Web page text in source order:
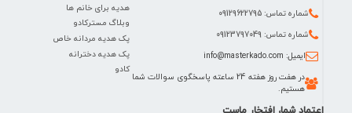
شماره تماس: 09129622795
شماره تماس: 09123797049
ایمیل: info@masterkado.com
در هفت روز هفته 24 ساعته پاسخگوی سوالات شما
هستیم.
هدیه برای خانم ها
وبلاگ مسترکادو
پک هدیه مردانه خاص
پک هدیه دخترانه
کادو